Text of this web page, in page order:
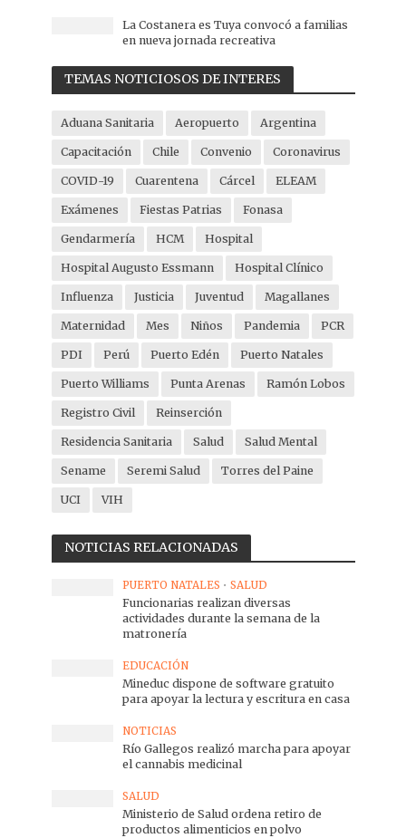
La Costanera es Tuya convocó a familias
en nueva jornada recreativa
TEMAS NOTICIOSOS DE INTERES
Aduana Sanitaria Aeropuerto Argentina
Capacitación Chile Convenio Coronavirus
COVID-19 Cuarentena Cárcel ELEAM
Exámenes Fiestas Patrias Fonasa
Gendarmería HCM Hospital
Hospital Augusto Essmann Hospital Clínico
Influenza Justicia Juventud Magallanes
Maternidad Mes Niños Pandemia PCR
PDI Perú Puerto Edén Puerto Natales
Puerto Williams Punta Arenas Ramón Lobos
Registro Civil Reinserción
Residencia Sanitaria Salud Salud Mental
Sename Seremi Salud Torres del Paine
UCI VIH
NOTICIAS RELACIONADAS
PUERTO NATALES • SALUD
Funcionarias realizan diversas
actividades durante la semana de la
matronería
EDUCACIÓN
Mineduc dispone de software gratuito
para apoyar la lectura y escritura en casa
NOTICIAS
Río Gallegos realizó marcha para apoyar
el cannabis medicinal
SALUD
Ministerio de Salud ordena retiro de
productos alimenticios en polvo